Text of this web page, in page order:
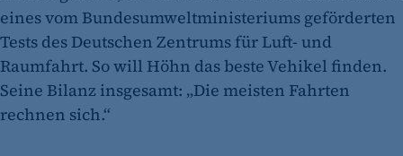
eines vom Bundesumweltministeriums geförderten
Tests des Deutschen Zentrums für Luft- und
Raumfahrt. So will Höhn das beste Vehikel finden.
Seine Bilanz insgesamt: „Die meisten Fahrten
rechnen sich.“